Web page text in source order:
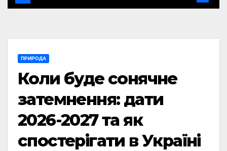
ПРИРОДА
Коли буде сонячне
затемнення: дати
2026-2027 та як
спостерігати в Україні